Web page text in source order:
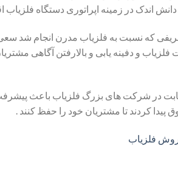
دانش اندک در زمینه اپراتوری دستگاه فلزیاب
که نسبت به فلزیاب مدرن انجام شد
و دفینه یابی و بالارفتن آگاهی
در شرکت های بزرگ فلزیاب باعث
پیدا کردند تا مشتریان خود را حفظ کنند .